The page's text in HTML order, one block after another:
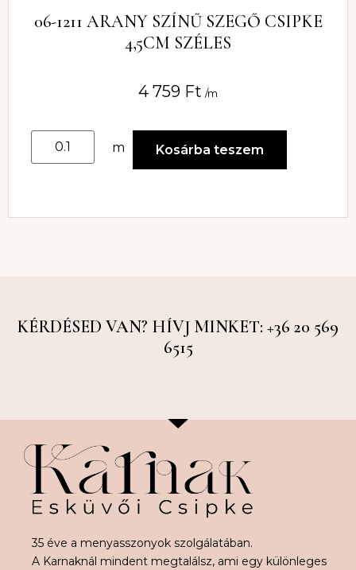
06-1211 ARANY SZÍNŰ SZEGŐ CSIPKE
4,5CM SZÉLES
4 759 Ft /m
m Kosárba teszem
KÉRDÉSED VAN? HÍVJ MINKET: +36 20 569
6515
35 éve a menyasszonyok szolgálatában.
A Karnaknál mindent megtalálsz, ami egy különleges